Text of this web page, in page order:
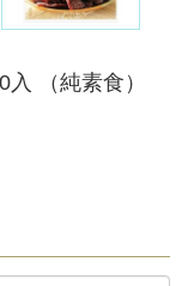
（純素食）